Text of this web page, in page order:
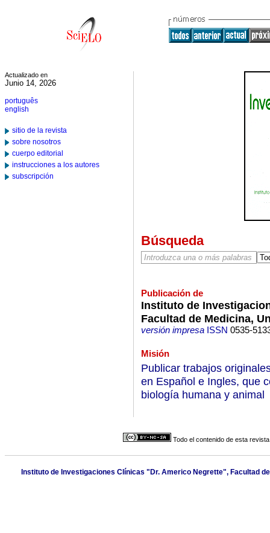
Actualizado en
Junio 14, 2026
português
english
sitio de la revista
sobre nosotros
cuerpo editorial
instrucciones a los autores
subscripción
Búsqueda
Publicación de
Instituto de
Facultad de Medicina,
versión impresaISSN 0535-
Misión
Publicar trabajos
en Español e Ingles, que
biología humana y animal
Todo el contenido de esta
Instituto de Investigaciones Clínicas "Dr. Americo Negrette", Facultad